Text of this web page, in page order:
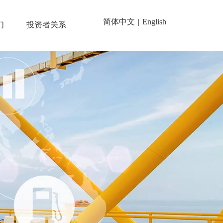
投资者关系 简体中文 | English